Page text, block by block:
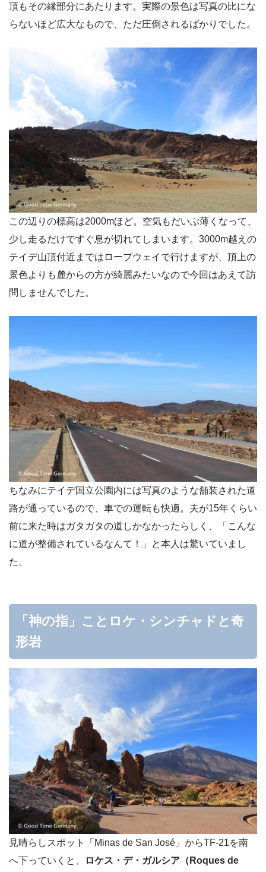
頂もその縁部分にあたります。実際の景色は写真の比にな
らないほど広大なもので、ただ圧倒されるばかりでした。
この辺りの標高は2000mほど。空気もだいぶ薄くなって、
少し走るだけですぐ息が切れてしまいます。3000m越えの
テイデ山頂付近まではロープウェイで行けますが、頂上の
景色よりも麓からの方が綺麗みたいなので今回はあえて訪
問しませんでした。
ちなみにテイデ国立公園内には写真のような舗装された道
路が通っているので、車での運転も快適。夫が15年くらい
前に来た時はガタガタの道しかなかったらしく、「こんな
に道が整備されているなんて！」と本人は驚いていまし
た。
「神の指」ことロケ・シンチャドと奇
形岩
見晴らしスポット「Minas de San José」からTF-21を南
へ下っていくと、
ロケス・デ・ガルシア（Roques de